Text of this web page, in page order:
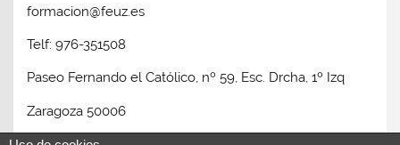
formacion@feuz.es
Telf: 976-351508
Paseo Fernando el Católico, nº 59, Esc. Drcha, 1º Izq
Zaragoza 50006